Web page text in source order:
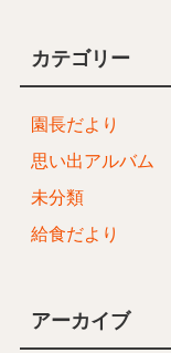
カテゴリー
園長だより
思い出アルバム
未分類
給食だより
アーカイブ